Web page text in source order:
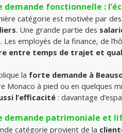
demande fonctionnelle :
catégorie est motivée par
. Une grande partie des
Les employés de la finance, de
entre temps de trajet et
la forte demande à
Monaco à pied ou en quelques
l’efficacité : davantage
demande patrimoniale et
catégorie provient de la